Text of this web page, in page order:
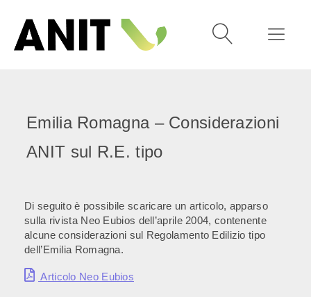
Emilia Romagna – Considerazioni
ANIT sul R.E. tipo
Di seguito è possibile scaricare un articolo, apparso
sulla rivista Neo Eubios dell’aprile 2004, contenente
alcune considerazioni sul Regolamento Edilizio tipo
dell’Emilia Romagna.
Articolo Neo Eubios